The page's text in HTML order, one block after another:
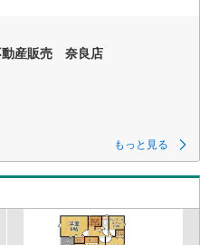
動産販売 奈良店
760m）
）
960m）
）
もっと見る